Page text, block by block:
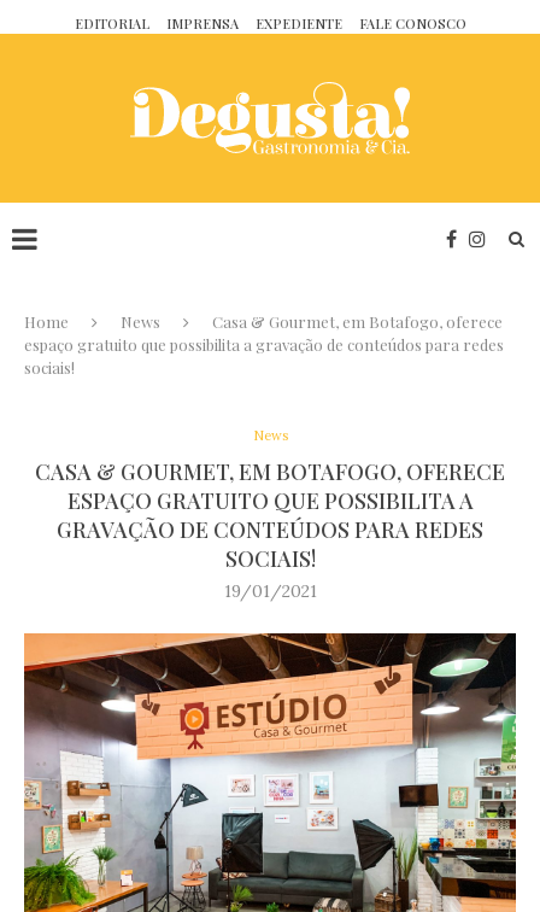
EDITORIAL IMPRENSA EXPEDIENTE FALE CONOSCO
Home News
Casa & Gourmet, em Botafogo, oferece
espaço gratuito que possibilita a gravação de conteúdos para redes
sociais!
News
CASA & GOURMET, EM BOTAFOGO, OFERECE
ESPAÇO GRATUITO QUE POSSIBILITA A
GRAVAÇÃO DE CONTEÚDOS PARA REDES
SOCIAIS!
19/01/2021